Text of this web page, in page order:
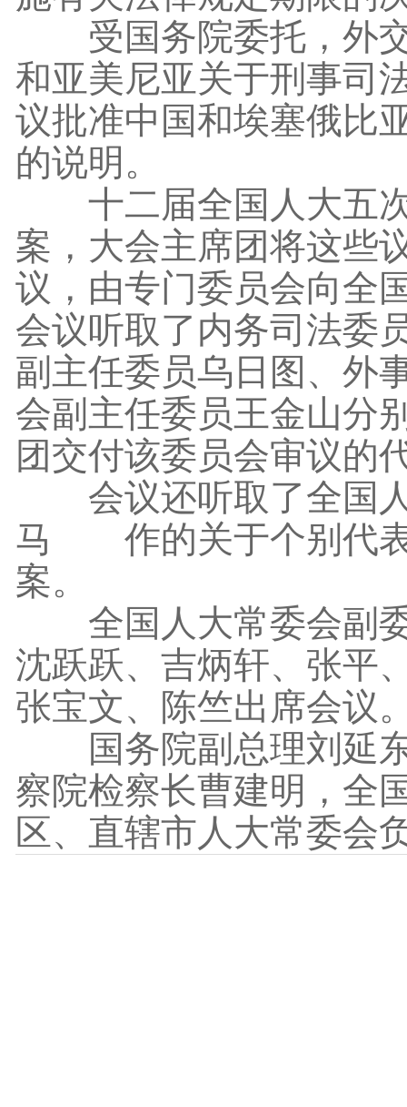
受国务院委托，外交
和亚美尼亚关于刑事司
议批准中国和埃塞俄比
的说明。
十二届全国人大五次
案，大会主席团将这些
议，由专门委员会向全
会议听取了内务司法委
副主任委员乌日图、外
会副主任委员王金山分
团交付该委员会审议的
会议还听取了全国人
马 作的关于个别代表
案。
全国人大常委会副委
沈跃跃、吉炳轩、张平
张宝文、陈竺出席会议
国务院副总理刘延东
察院检察长曹建明，全
区、直辖市人大常委会